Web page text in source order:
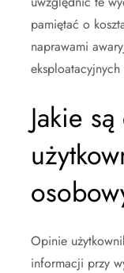
pamiętać o
naprawami
Jakie
Opinie
informacji przy